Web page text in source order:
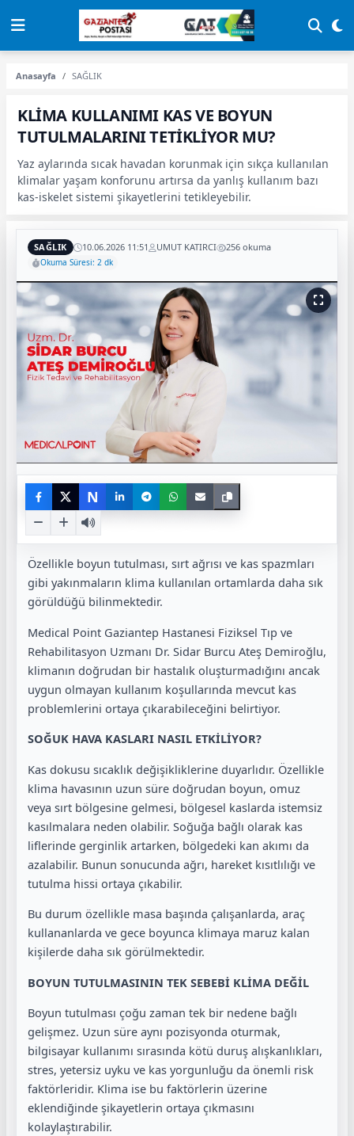
Anasayfa SAĞLIK
KLİMA KULLANIMI KAS VE BOYUN
TUTULMALARINI TETİKLİYOR MU?
Yaz aylarında sıcak havadan korunmak için sıkça kullanılan
klimalar yaşam konforunu artırsa da yanlış kullanım bazı
kas-iskelet sistemi şikayetlerini tetikleyebilir.
SAĞLIK 10.06.2026 11:51 UMUT KATIRCI 256 okuma
Okuma Süresi: 2 dk
N
Özellikle boyun tutulması, sırt ağrısı ve kas spazmları
gibi yakınmaların klima kullanılan ortamlarda daha sık
görüldüğü bilinmektedir.
Medical Point Gaziantep Hastanesi Fiziksel Tıp ve
Rehabilitasyon Uzmanı Dr. Sidar Burcu Ateş Demiroğlu,
klimanın doğrudan bir hastalık oluşturmadığını ancak
uygun olmayan kullanım koşullarında mevcut kas
problemlerini ortaya çıkarabileceğini belirtiyor.
SOĞUK HAVA KASLARI NASIL ETKİLİYOR?
Kas dokusu sıcaklık değişikliklerine duyarlıdır. Özellikle
klima havasının uzun süre doğrudan boyun, omuz
veya sırt bölgesine gelmesi, bölgesel kaslarda istemsiz
kasılmalara neden olabilir. Soğuğa bağlı olarak kas
liflerinde gerginlik artarken, bölgedeki kan akımı da
azalabilir. Bunun sonucunda ağrı, hareket kısıtlılığı ve
tutulma hissi ortaya çıkabilir.
Bu durum özellikle masa başında çalışanlarda, araç
kullananlarda ve gece boyunca klimaya maruz kalan
kişilerde daha sık görülmektedir.
BOYUN TUTULMASININ TEK SEBEBİ KLİMA DEĞİL
Boyun tutulması çoğu zaman tek bir nedene bağlı
gelişmez. Uzun süre aynı pozisyonda oturmak,
bilgisayar kullanımı sırasında kötü duruş alışkanlıkları,
stres, yetersiz uyku ve kas yorgunluğu da önemli risk
faktörleridir. Klima ise bu faktörlerin üzerine
eklendiğinde şikayetlerin ortaya çıkmasını
kolaylaştırabilir.